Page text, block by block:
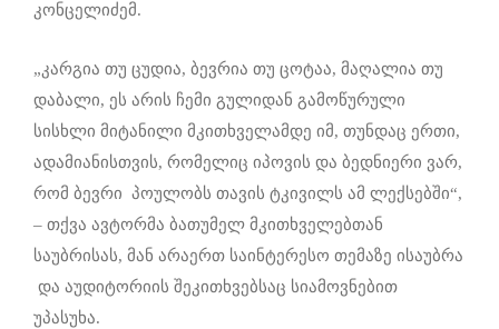
კონცელიძემ.
„კარგია თუ ცუდია, ბევრია თუ ცოტაა, მაღალია თუ
დაბალი, ეს არის ჩემი გულიდან გამოწურული
სისხლი მიტანილი მკითხველამდე იმ, თუნდაც ერთი,
ადამიანისთვის, რომელიც იპოვის და ბედნიერი ვარ,
რომ ბევრი პოულობს თავის ტკივილს ამ ლექსებში“,
– თქვა ავტორმა ბათუმელ მკითხველებთან
საუბრისას, მან არაერთ საინტერესო თემაზე ისაუბრა
და აუდიტორიის შეკითხვებსაც სიამოვნებით
უპასუხა.